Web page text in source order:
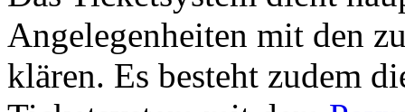
Angelegenheiten mit den
klären. Es besteht zudem